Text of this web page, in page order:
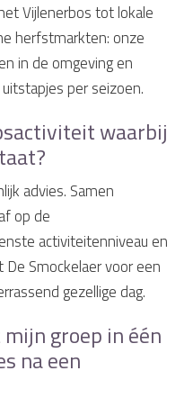
Vijlenerbos tot lokale
herfstmarkten: onze
in de omgeving en
per seizoen.
waarbij
advies. Samen
op de
activiteitenniveau en
Smockelaer voor een
gezellige dag.
groep in één
na een